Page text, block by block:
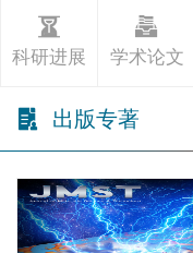
科研进展 学术论文
出版专著